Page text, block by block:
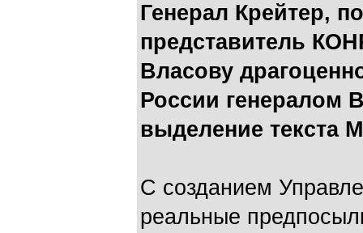
Генерал Крейтер,
представитель
Власову
России генералом
выделение текста
С созданием
реальные